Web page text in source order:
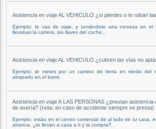
Asistencia en viaje AL VEHICULO ¿si pierdes o te roban
Ejemplo: te vas de viaje, y tomándote una cerveza en el
llevabas la cartera, las llaves del coche...
Asistencia en viaje AL VEHICULO ¿cubren las vías no
Ejemplo: te metes por un camino de tierra en medio del
atrapado en el barro.
Asistencia en viaje A LAS PERSONAS ¿prestan
de avería? (nota: en caso de accidente siempre se presta)
Ejemplo: estás en el centro comercial de al lado de tu casa,
arranca. ¿te llevan a casa a ti y la compra?.